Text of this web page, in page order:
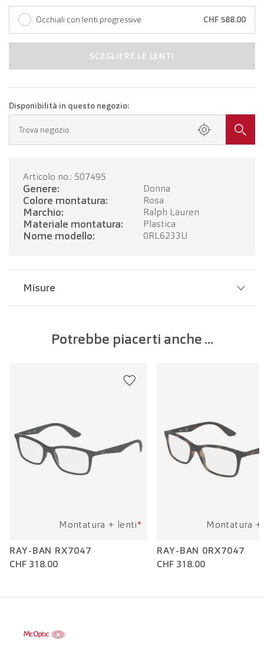
Occhiali con lenti progressive CHF 588.00
SCEGLIERE LE LENTI
Disponibilità in questo negozio:
Trova negozio
Articolo no.: 507495
Genere: Donna
Colore montatura: Rosa
Marchio: Ralph Lauren
Materiale montatura: Plastica
Nome modello: 0RL6233U
Misure
Larghezza della lente: 52 mm
Lunghezza dell'asta:
Potrebbe piacerti anche ...
Montatura + lenti*
RAY-BAN RX7047
CHF 318.00
Montatura
RAY-BAN 0RX7047
CHF 318.00